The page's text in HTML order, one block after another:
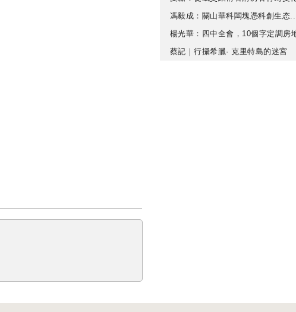
馮毅成：關山華科闆塊憑科創生态
楊光華：四中全會，10個字定調房
蔡記｜行攝希臘· 克里特島的迷宮